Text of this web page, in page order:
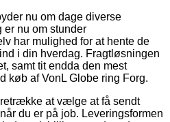
nu om dage diverse
er nu om stunder
har mulighed for at hente de
i din hverdag. Fragtløsningen
samt tit endda den mest
køb af VonL Globe ring Forg.
at vælge at få sendt
du er på job. Leveringsformen